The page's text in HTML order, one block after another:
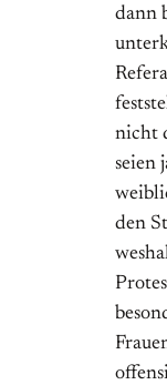
dann
nicht
seien
den